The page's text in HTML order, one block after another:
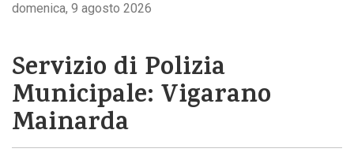
domenica, 9 agosto 2026
Servizio di Polizia
Municipale: Vigarano
Mainarda